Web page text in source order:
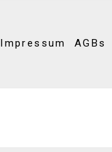
Impressum AGBs